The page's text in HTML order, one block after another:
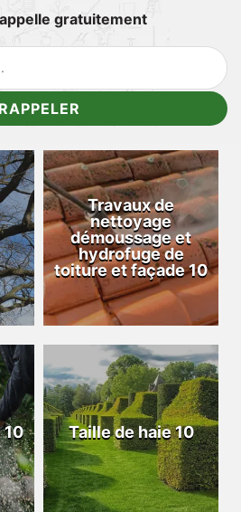
gratuitement
Travaux de
nettoyage
démoussage et
hydrofuge de
toiture et façade 10
10 Taille de haie 10